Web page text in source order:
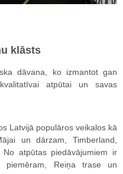
klāsts
dāvana, ko izmantot gan
atpūtai un savas
Latvijā populāros veikalos kā
un dārzam, Timberland,
atpūtas piedāvājumiem ir
Reiņa trase un